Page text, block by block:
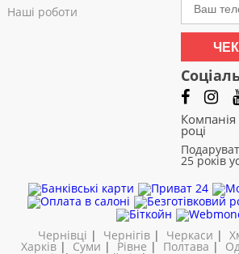
Наші роботи
році
25 років
Чернівці | Чернігів| Черкаси |
Харків | Суми | Рівне | Полтава |